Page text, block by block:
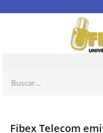
Fibex Telecom